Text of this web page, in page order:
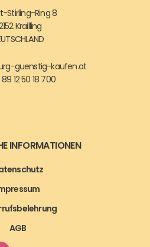
Stirling-Ring 8
Krailling
guenstig-kaufen.at
12 50 18 700
INFORMATIONEN
AGB